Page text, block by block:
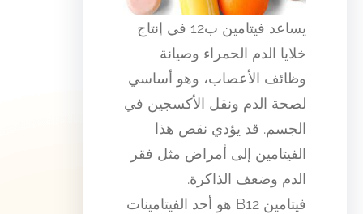
يساعد فيتامين ب12 في إنتاج
خلايا الدم الحمراء وصيانة
وظائف الأعصاب، وهو أساسي
لصحة الدم ونقل الأكسجين في
الجسم. قد يؤدي نقص هذا
الفيتامين إلى أمراض مثل فقر
الدم وضعف الذاكرة.
فيتامين B12 هو أحد الفيتامينات